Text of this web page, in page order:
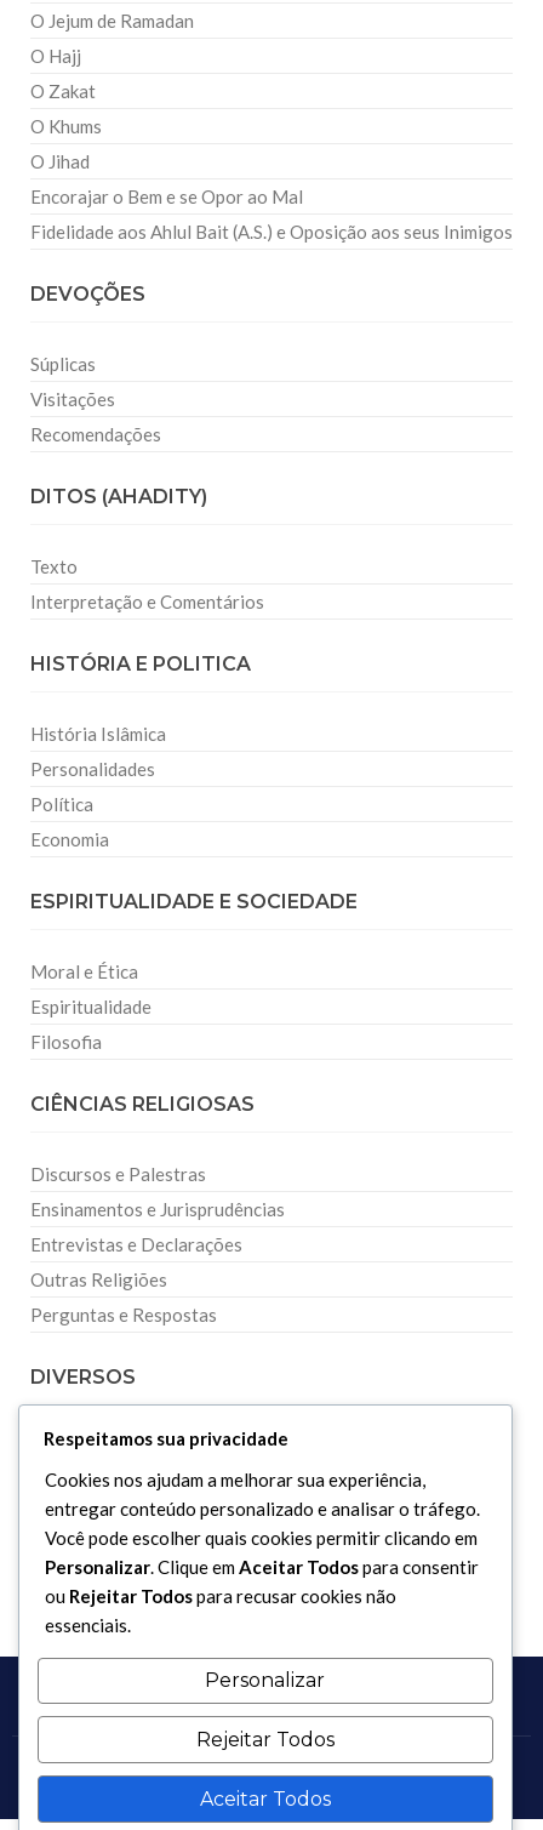
O Jejum de Ramadan
O Hajj
O Zakat
O Khums
O Jihad
Encorajar o Bem e se Opor ao Mal
Fidelidade aos Ahlul Bait (A.S.) e Oposição aos seus Inimigos
DEVOÇÕES
Súplicas
Visitações
Recomendações
DITOS (AHADITY)
Texto
Interpretação e Comentários
HISTÓRIA E POLITICA
História Islâmica
Personalidades
Política
Economia
ESPIRITUALIDADE E SOCIEDADE
Moral e Ética
Espiritualidade
Filosofia
CIÊNCIAS RELIGIOSAS
Discursos e Palestras
Ensinamentos e Jurisprudências
Entrevistas e Declarações
Outras Religiões
Perguntas e Respostas
DIVERSOS
Curiosidades
Dicionário Islâmico
Downloads
Copyright 2017 - 2026 / Todos os direitos reservados.
Respeitamos sua privacidade
Cookies nos ajudam a melhorar sua experiência,
entregar conteúdo personalizado e analisar o tráfego.
Você pode escolher quais cookies permitir clicando em
Personalizar. Clique emAceitar Todospara consentir
ou Rejeitar Todospara recusar cookies não
essenciais.
Personalizar
Rejeitar Todos
Aceitar Todos